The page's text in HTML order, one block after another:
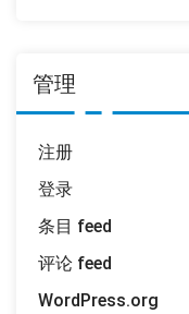
管理
注册
登录
条目 feed
评论 feed
WordPress.org